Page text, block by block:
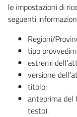
le impostazioni di
seguenti
Regioni/
tipo
estremi
versione
titolo;
anteprima del
testo).